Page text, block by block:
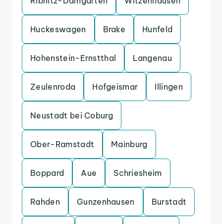
Huckeswagen Brake Hunfeld
Hohenstein-Ernstthal Langenau
Zeulenroda Hofgeismar Illingen
Neustadt bei Coburg
Ober-Ramstadt Mainburg
Boppard Aue Schriesheim
Rahden Gunzenhausen Burstadt